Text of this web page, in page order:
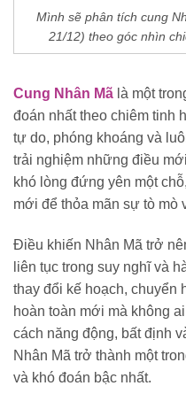
Mình sẽ phân tích cung
21/12) theo góc nhìn
Cung Nhân Mã là một
đoán nhất theo chiêm tinh
tự do, phóng khoáng và
trải nghiệm những điều
khó lòng đứng yên một
mới để thỏa mãn sự tò mò
Điều khiến Nhân Mã trở
liên tục trong suy nghĩ và
thay đổi kế hoạch, chuyển
hoàn toàn mới mà không
cách năng động, bất định
Nhân Mã trở thành một
và khó đoán bậc nhất.